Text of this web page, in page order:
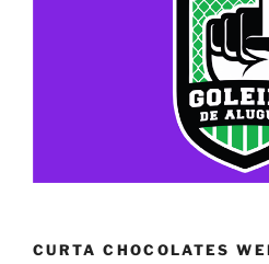
CURTA CHOCOLATES